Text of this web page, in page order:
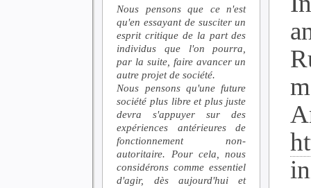
Nous pensons que ce n'est
qu'en essayant de susciter un
esprit critique de la part des
individus que l'on pourra,
par la suite, faire avancer un
autre projet de société.
Nous pensons qu'une future
société plus libre et plus juste
devra s'appuyer sur des
expériences antérieures de
fonctionnement non-
autoritaire. Pour cela, nous
considérons comme essentiel
d'agir, dès aujourd'hui et